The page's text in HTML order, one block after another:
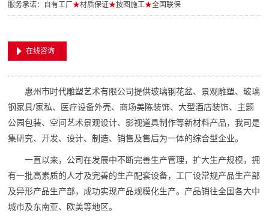
服务承诺：自有工厂★材质保证★按图施工★全国联保
在线咨询
惠州市时代雕塑艺术有限公司提供玻璃钢花盆、景观雕塑、玻璃
钢家具/家私、医疗设备外壳、商场美陈装饰、大型酒店装饰、主题
公园包装、空间艺术景观设计、影视道具制作等新材料产品，我司是
集研究、开发、设计、制造、销售及售后为一体的综合型企业。
一直以来，公司在发展中不断完善生产管理，扩大生产规模，拥
有一批高素质的人才及完善的生产配套设备，工厂设常规产品生产部
及异形产品生产部，成功实现产品规模化生产。产品销往全国各大中
城市及东南亚、欧美等地区。